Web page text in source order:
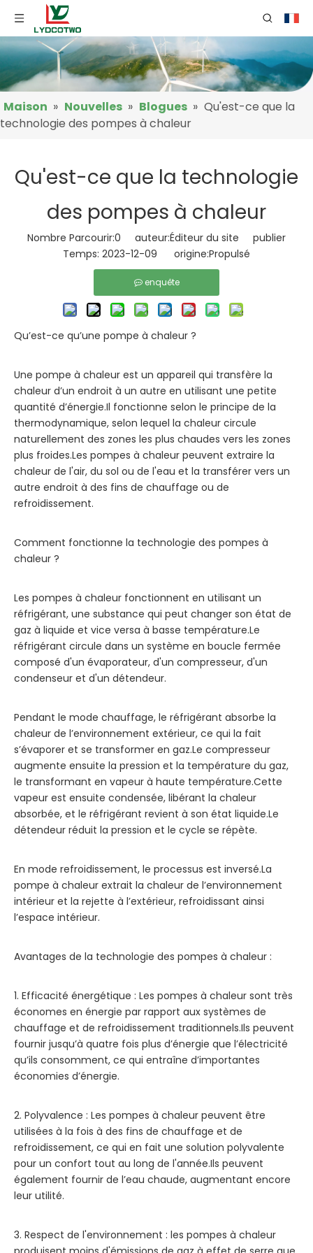
Maison » Nouvelles » Blogues » Qu'est-ce que la
technologie des pompes à chaleur
Qu'est-ce que la technologie
des pompes à chaleur
Nombre Parcourir:0 auteur:Éditeur du site publier
Temps: 2023-12-09 origine:Propulsé
enquête
Qu’est-ce qu’une pompe à chaleur ?
Une pompe à chaleur est un appareil qui transfère la
chaleur d’un endroit à un autre en utilisant une petite
quantité d’énergie.Il fonctionne selon le principe de la
thermodynamique, selon lequel la chaleur circule
naturellement des zones les plus chaudes vers les zones
plus froides.Les pompes à chaleur peuvent extraire la
chaleur de l'air, du sol ou de l'eau et la transférer vers un
autre endroit à des fins de chauffage ou de
refroidissement.
Comment fonctionne la technologie des pompes à
chaleur ?
Les pompes à chaleur fonctionnent en utilisant un
réfrigérant, une substance qui peut changer son état de
gaz à liquide et vice versa à basse température.Le
réfrigérant circule dans un système en boucle fermée
composé d'un évaporateur, d'un compresseur, d'un
condenseur et d'un détendeur.
Pendant le mode chauffage, le réfrigérant absorbe la
chaleur de l’environnement extérieur, ce qui la fait
s’évaporer et se transformer en gaz.Le compresseur
augmente ensuite la pression et la température du gaz,
le transformant en vapeur à haute température.Cette
vapeur est ensuite condensée, libérant la chaleur
absorbée, et le réfrigérant revient à son état liquide.Le
détendeur réduit la pression et le cycle se répète.
En mode refroidissement, le processus est inversé.La
pompe à chaleur extrait la chaleur de l’environnement
intérieur et la rejette à l’extérieur, refroidissant ainsi
l’espace intérieur.
Avantages de la technologie des pompes à chaleur :
1. Efficacité énergétique : Les pompes à chaleur sont très
économes en énergie par rapport aux systèmes de
chauffage et de refroidissement traditionnels.Ils peuvent
fournir jusqu’à quatre fois plus d’énergie que l’électricité
qu’ils consomment, ce qui entraîne d’importantes
économies d’énergie.
2. Polyvalence : Les pompes à chaleur peuvent être
utilisées à la fois à des fins de chauffage et de
refroidissement, ce qui en fait une solution polyvalente
pour un confort tout au long de l'année.Ils peuvent
également fournir de l’eau chaude, augmentant encore
leur utilité.
3. Respect de l'environnement : les pompes à chaleur